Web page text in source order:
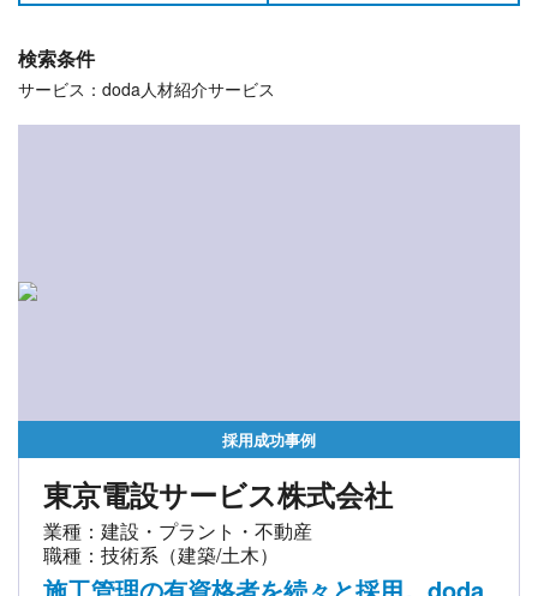
検索条件
サービス：doda人材紹介サービス
採用成功事例
東京電設サービス株式会社
業種：建設・プラント・不動産
職種：技術系（建築/土木）